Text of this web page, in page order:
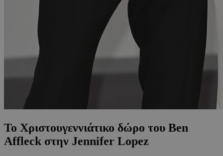
Το Χριστουγεννιάτικο δώρο του Ben
Affleck στην Jennifer Lopez